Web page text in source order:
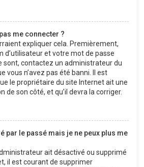
me connecter ?
expliquer cela. Premièrement,
d’utilisateur et votre mot de passe
sont, contactez un administrateur du
vous n’avez pas été banni. Il est
le propriétaire du site Internet ait une
de son côté, et qu’il devra la corriger.
par le passé mais je ne peux plus me
ait désactivé ou supprimé
il est courant de supprimer